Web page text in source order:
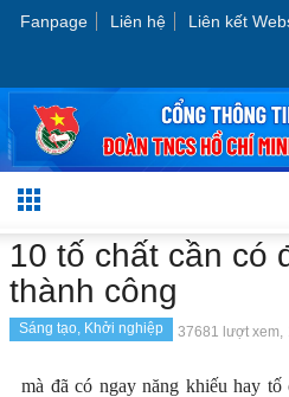
Fanpage Liên hệ Liên kết
10 tố chất cần có
thành công
Sáng tạo, Khởi nghiệp 37681 lượt xem,
mà đã có ngay năng khiếu hay